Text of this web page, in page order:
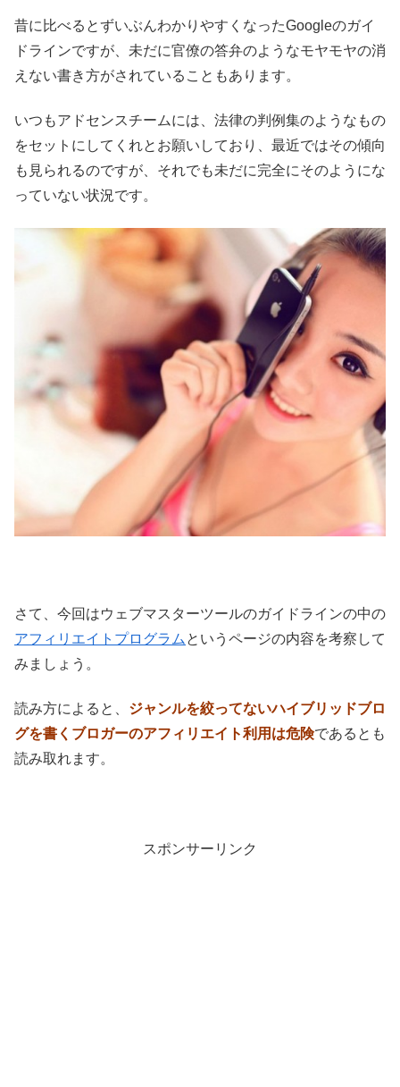
昔に比べるとずいぶんわかりやすくなったGoogleのガイ
ドラインですが、未だに官僚の答弁のようなモヤモヤの消
えない書き方がされていることもあります。
いつもアドセンスチームには、法律の判例集のようなもの
をセットにしてくれとお願いしており、最近ではその傾向
も見られるのですが、それでも未だに完全にそのようにな
っていない状況です。
さて、今回はウェブマスターツールのガイドラインの中の
アフィリエイトプログラム というページの内容を考察して
みましょう。
読み方によると、 ジャンルを絞ってないハイブリッドブロ
グを書くブロガーのアフィリエイト利用は危険であるとも
読み取れます。
スポンサーリンク